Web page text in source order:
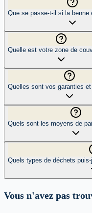
Que se passe-t-il si la benne
Quelle est votre zone de
Quelles sont vos garanties
Quels sont les moyens de
Quels types de déchets
Vous n'avez pas